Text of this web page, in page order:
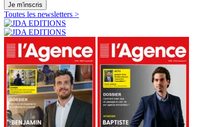
Je m'inscris
Toutes les newsletters >